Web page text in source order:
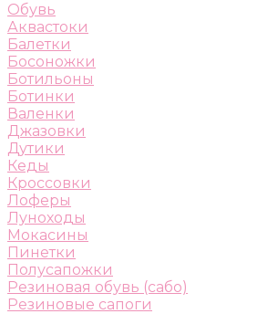
Обувь
Аквастоки
Балетки
Босоножки
Ботильоны
Ботинки
Валенки
Джазовки
Дутики
Кеды
Кроссовки
Лоферы
Луноходы
Мокасины
Пинетки
Полусапожки
Резиновая обувь (сабо)
Резиновые сапоги